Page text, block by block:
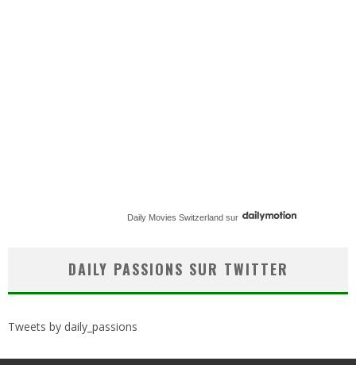
Daily Movies Switzerland sur
DAILY PASSIONS SUR TWITTER
Tweets by daily_passions